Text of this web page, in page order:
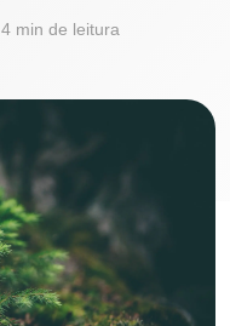
4 min de leitura